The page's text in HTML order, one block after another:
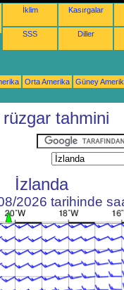
İklim Kasırgalar
SSS Diller
Orta Amerika
Güney
tahmini
İzlanda
2026 tarihinde